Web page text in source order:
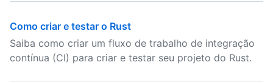
Como criar e testar o Rust
Saiba como criar um fluxo de trabalho de integração
contínua (CI) para criar e testar seu projeto do Rust.